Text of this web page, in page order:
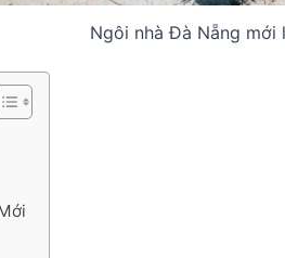
Ngôi nhà Đà Nẵng mới